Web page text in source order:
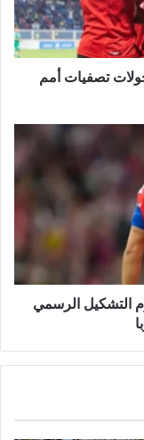
تصفيات أمم
التشكيل الرسمي